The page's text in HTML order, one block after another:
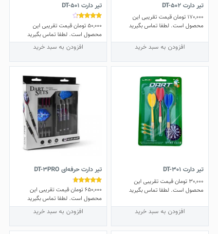
تیر دارت DT-502
170,000 تومانقیمت تقریبی این
محصول است. لطفا تماس بگیرید
افزودن به سبد خرید
تیر دارت DT-501
نمره
4.00
از 5
50,000تومانقیمت تقریبی این
محصول است. لطفا تماس بگیرید
افزودن به سبد خرید
تیر دارت DT-301
30,000 تومانقیمت تقریبی این
محصول است. لطفا تماس بگیرید
افزودن به سبد خرید
تیر دارت حرفه‌ای DT-3PRO
نمره
4.50
از 5
650,000 تومانقیمت تقریبی این
محصول است. لطفا تماس بگیرید
افزودن به سبد خرید